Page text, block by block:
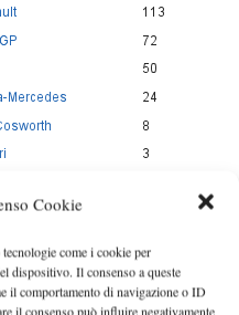
Cookie
come i cookie per
dispositivo. Il consenso a queste
il comportamento di navigazione o ID
il consenso può influire negativamente